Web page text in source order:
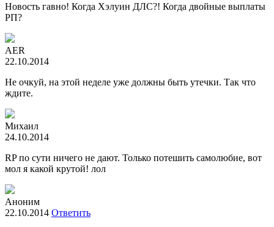
Новость гавно! Когда Хэлуин ДЛС?! Когда двойные выплаты
РП?
AER
22.10.2014
Не очкуй, на этой неделе уже должны быть утечки. Так что
ждите.
Михаил
24.10.2014
RP по сути ничего не дают. Только потешить самолюбие, вот
мол я какой крутой! лол
Аноним
22.10.2014 Ответить